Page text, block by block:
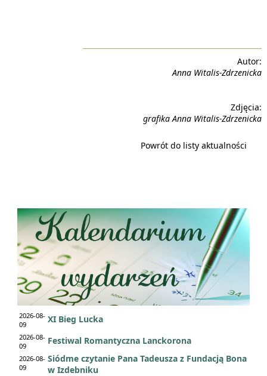
Autor:
Anna Witalis-Zdrzenicka
Zdjęcia:
grafika Anna Witalis-Zdrzenicka
Powrót do listy aktualności
2026-08-
09
XI Bieg Lucka
2026-08-
09
Festiwal Romantyczna Lanckorona
2026-08-
09
Siódme czytanie Pana Tadeusza z Fundacją Bona
w Izdebniku